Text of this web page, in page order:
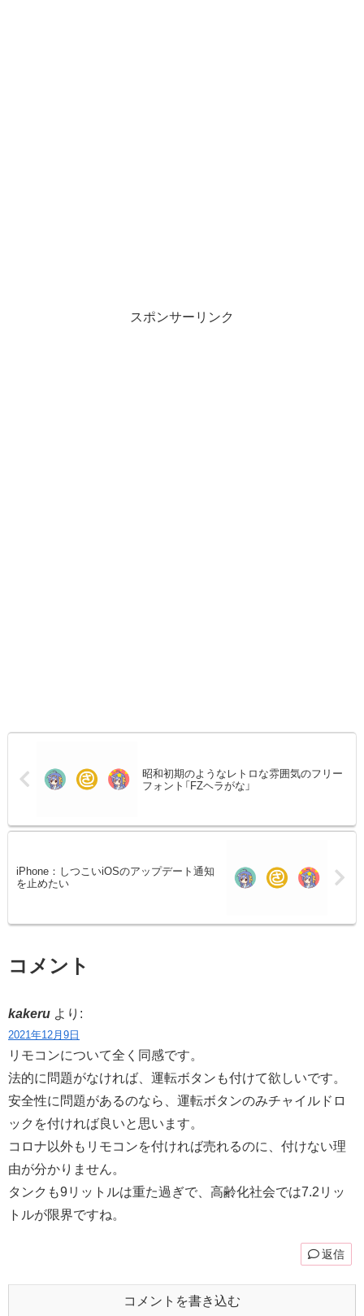
スポンサーリンク
昭和初期のようなレトロな雰囲気のフリー
フォント「FZヘラがな」
iPhone：しつこいiOSのアップデート通知
を止めたい
コメント
kakeru より:
2021年12月9日
リモコンについて全く同感です。
法的に問題がなければ、運転ボタンも付けて欲しいです。
安全性に問題があるのなら、運転ボタンのみチャイルドロ
ックを付ければ良いと思います。
コロナ以外もリモコンを付ければ売れるのに、付けない理
由が分かりません。
タンクも9リットルは重た過ぎで、高齢化社会では7.2リッ
トルが限界ですね。
返信
コメントを書き込む